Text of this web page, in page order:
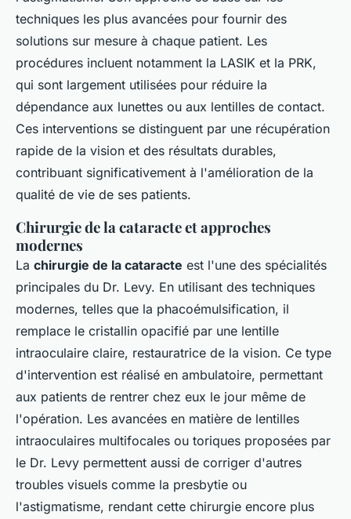
techniques les plus avancées pour fournir des
solutions sur mesure à chaque patient. Les
procédures incluent notamment la LASIK et la PRK,
qui sont largement utilisées pour réduire la
dépendance aux lunettes ou aux lentilles de contact.
Ces interventions se distinguent par une récupération
rapide de la vision et des résultats durables,
contribuant significativement à l'amélioration de la
qualité de vie de ses patients.
Chirurgie de la cataracte et approches
modernes
La chirurgie de la cataracte est l'une des spécialités
principales du Dr. Levy. En utilisant des techniques
modernes, telles que la phacoémulsification, il
remplace le cristallin opacifié par une lentille
intraoculaire claire, restauratrice de la vision. Ce type
d'intervention est réalisé en ambulatoire, permettant
aux patients de rentrer chez eux le jour même de
l'opération. Les avancées en matière de lentilles
intraoculaires multifocales ou toriques proposées par
le Dr. Levy permettent aussi de corriger d'autres
troubles visuels comme la presbytie ou
l'astigmatisme, rendant cette chirurgie encore plus